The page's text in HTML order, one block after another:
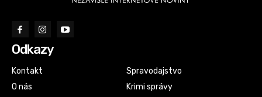
Odkazy
Kontakt
O nás
Spravodajstvo
Krimi správy